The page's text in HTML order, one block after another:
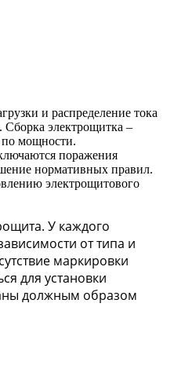
и распределение тока
Сборка электрощитка –
по мощности.
поражения
нормативных правил.
электрощитового
У каждого
от типа и
маркировки
для установки
должным образом